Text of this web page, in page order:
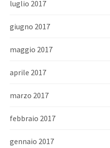
luglio 2017
giugno 2017
maggio 2017
aprile 2017
marzo 2017
febbraio 2017
gennaio 2017